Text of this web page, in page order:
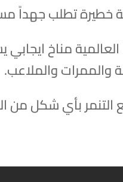
خطيرة تطلب جهداً
العالمية مناخ
والممرات والملاعب.
التنمر بأي شكل من